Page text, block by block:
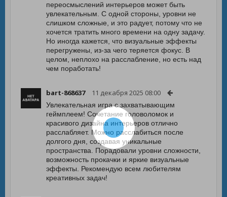
переосмыслений интерьеров может быть
увлекательным. С одной стороны, уровни не
слишком сложные, и это радует, потому что не
хочется тратить много времени на одну задачу.
Но иногда кажется, что визуальные эффекты
перегружены, из-за чего теряется фокус. В
целом, неплохо на расслабление, но есть над
чем поработать!
bart-868637 11 декабря 2025 08:00
Увлекательная игра с захватывающим
геймплеем! Сочетание головоломок и
красивого дизайна интерьеров отлично
расслабляет. Можно расслабиться после
долгого дня, создавая уникальные
пространства. Порадовали уровни сложности,
возможность прокачки и яркие визуальные
эффекты. Рекомендую всем любителям
креативных задач!